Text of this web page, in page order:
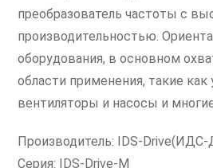
преобразователь частоты с
производительностью.
оборудования, в основном
области применения, такие как
вентиляторы и насосы и
Производитель: IDS-Drive(ИДС-
Серия: IDS-Drive-M